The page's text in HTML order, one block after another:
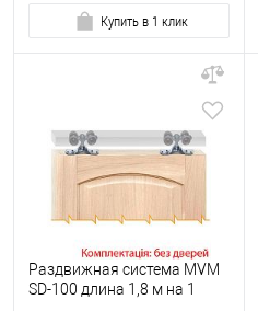
Купить в 1 клик
Раздвижная система MVM
SD-100 длина 1,8 м на 1